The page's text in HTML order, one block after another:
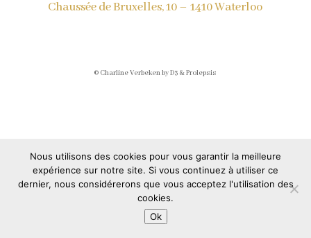
Chaussée de Bruxelles, 10 –1410 Waterloo
© Charline Verbeken by D3 & Prolepsis
Nous utilisons des cookies pour vous garantir la meilleure
expérience sur notre site. Si vous continuez à utiliser ce
dernier, nous considérerons que vous acceptez l'utilisation des
cookies.
Ok